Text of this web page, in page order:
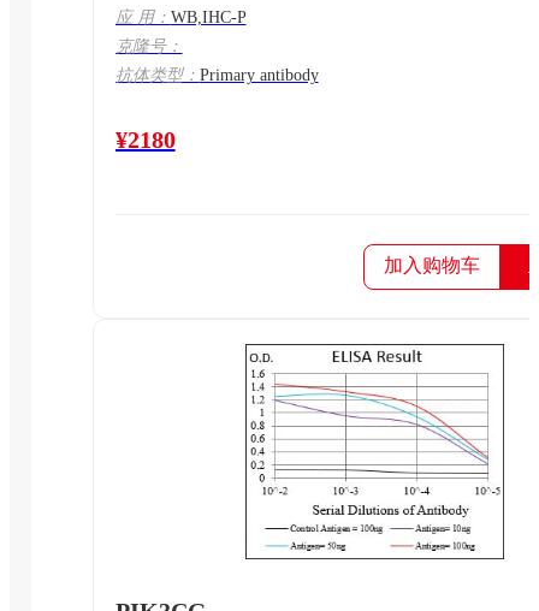
应 用： WB,IHC-P
克隆号：
抗体类型： Primary antibody
¥2180
加入购物车